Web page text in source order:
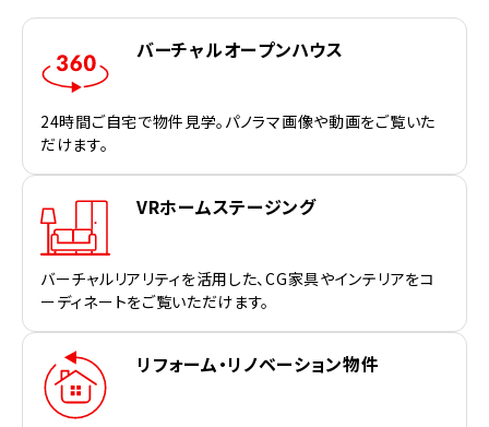
バーチャルオープンハウス
24時間ご自宅で物件見学。パノラマ画像や動画をご覧いた
だけます。
VRホームステージング
バーチャルリアリティを活用した、CG家具やインテリアをコ
ーディネートをご覧いただけます。
リフォーム・リノベーション物件